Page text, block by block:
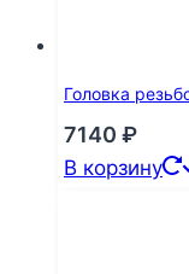
Головка
7140 ₽
В корзину